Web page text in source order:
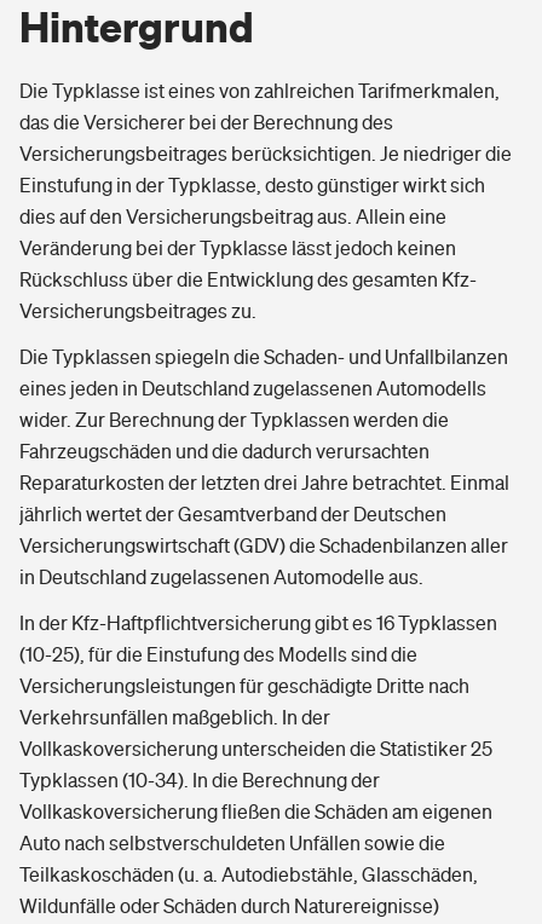
Hintergrund
Die Typklasse ist eines von zahlreichen Tarifmerkmalen,
das die Versicherer bei der Berechnung des
Versicherungsbeitrages berücksichtigen. Je niedriger die
Einstufung in der Typklasse, desto günstiger wirkt sich
dies auf den Versicherungsbeitrag aus. Allein eine
Veränderung bei der Typklasse lässt jedoch keinen
Rückschluss über die Entwicklung des gesamten Kfz-
Versicherungsbeitrages zu.
Die Typklassen spiegeln die Schaden- und Unfallbilanzen
eines jeden in Deutschland zugelassenen Automodells
wider. Zur Berechnung der Typklassen werden die
Fahrzeugschäden und die dadurch verursachten
Reparaturkosten der letzten drei Jahre betrachtet. Einmal
jährlich wertet der Gesamtverband der Deutschen
Versicherungswirtschaft (GDV) die Schadenbilanzen aller
in Deutschland zugelassenen Automodelle aus.
In der Kfz-Haftpflichtversicherung gibt es 16 Typklassen
(10-25), für die Einstufung des Modells sind die
Versicherungsleistungen für geschädigte Dritte nach
Verkehrsunfällen maßgeblich. In der
Vollkaskoversicherung unterscheiden die Statistiker 25
Typklassen (10-34). In die Berechnung der
Vollkaskoversicherung fließen die Schäden am eigenen
Auto nach selbstverschuldeten Unfällen sowie die
Teilkaskoschäden (u. a. Autodiebstähle, Glasschäden,
Wildunfälle oder Schäden durch Naturereignisse)